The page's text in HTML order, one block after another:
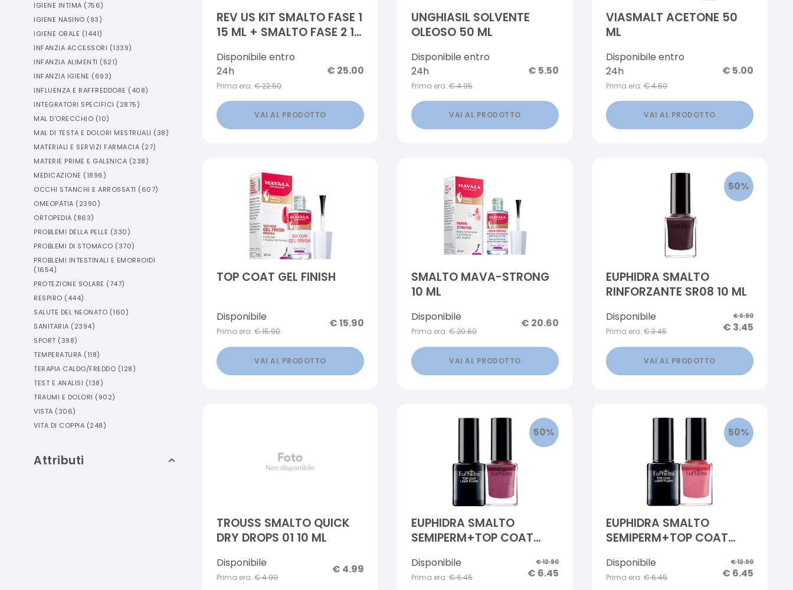
IGIENE INTIMA (756)
IGIENE NASINO (93)
IGIENE ORALE (1441)
INFANZIA ACCESSORI (1339)
INFANZIA ALIMENTI (521)
INFANZIA IGIENE (693)
INFLUENZA E RAFFREDDORE (408)
INTEGRATORI SPECIFICI (2875)
MAL D'ORECCHIO (10)
MAL DI TESTA E DOLORI MESTRUALI (38)
MATERIALI E SERVIZI FARMACIA (27)
MATERIE PRIME E GALENICA (238)
MEDICAZIONE (1896)
OCCHI STANCHI E ARROSSATI (607)
OMEOPATIA (2390)
ORTOPEDIA (863)
PROBLEMI DELLA PELLE (330)
PROBLEMI DI STOMACO (370)
PROBLEMI INTESTINALI E EMORROIDI
(1654)
PROTEZIONE SOLARE (747)
RESPIRO (444)
SALUTE DEL NEONATO (160)
SANITARIA (2394)
SPORT (398)
TEMPERATURA (118)
TERAPIA CALDO/FREDDO (128)
TEST E ANALISI (138)
TRAUMI E DOLORI (902)
VISTA (306)
VITA DI COPPIA (248)
Attributi
REV US KIT SMALTO FASE 1
15 ML + SMALTO FASE 2 15
Disponibile entro
24h
Prima era: €22.50
€ 25.00
VAI AL PRODOTTO
UNGHIASIL SOLVENTE
OLEOSO 50 ML
Disponibile entro
24h
Prima era: €4.95
€ 5.50
VAI AL PRODOTTO
VIASMALT ACETONE 50
ML
Disponibile entro
24h
Prima era: €4.50
€ 5.00
VAI AL PRODOTTO
TOP COAT GEL FINISH
Disponibile
Prima era: €15.90
€15.90
VAI AL PRODOTTO
SMALTO MAVA-STRONG
10 ML
Disponibile
Prima era: €20.60
€ 20.60
VAI AL PRODOTTO
50%
EUPHIDRA SMALTO
RINFORZANTE SR08 10 ML
Disponibile
Prima era: €3.45
€6.90
€ 3.45
VAI AL PRODOTTO
TROUSS SMALTO QUICK
DRY DROPS 01 10 ML
Disponibile
Prima era: €4.99
€ 4.99
50%
EUPHIDRA SMALTO
SEMIPERM+TOP COAT
10 ML
Disponibile
Prima era: €6.45
€12.90
€ 6.45
50%
EUPHIDRA SMALTO
SEMIPERM+TOP COAT
10 ML
Disponibile
Prima era: €6.45
€12.90
€ 6.45